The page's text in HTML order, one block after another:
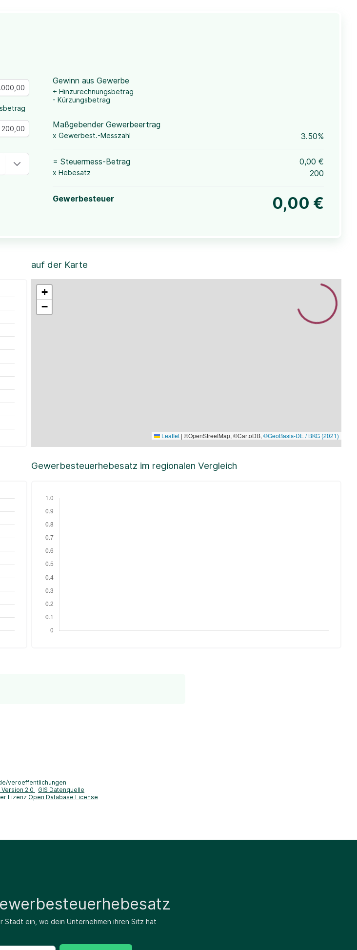
Gewinn aus Gewerbe
+ Hinzurechnungsbetrag
- Kürzungsbetrag
Maßgebender Gewerbeertrag
x Gewerbest.-Messzahl 3.50%
= Steuermess-Betrag 0,00 €
x Hebesatz 200
Gewerbesteuer 0,00 €
auf der Karte
+
−
Leaflet | ©OpenStreetMap, ©CartoDB, ©GeoBasis-DE / BKG (2021)
Gewerbesteuerhebesatz im regionalen Vergleich
veroeffentlichungen
2.0
GIS Datenquelle
Lizenz Open Database License
ein, wo dein Unternehmen ihren Sitz hat